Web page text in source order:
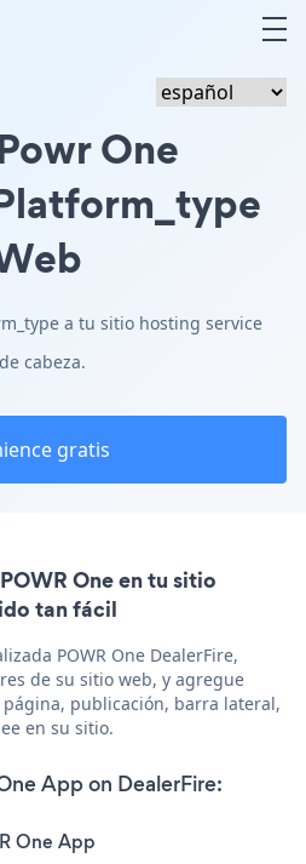
One
a tu sitio hosting service
cabeza.
gratis
One en tu sitio
tan fácil
POWR One DealerFire,
de su sitio web, y agregue
página, publicación, barra lateral,
en su sitio.
App on DealerFire:
One App